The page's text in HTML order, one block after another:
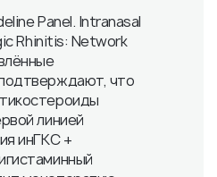
Panel. Intranasal
Rhinitis: Network
что
линией
инГКС +